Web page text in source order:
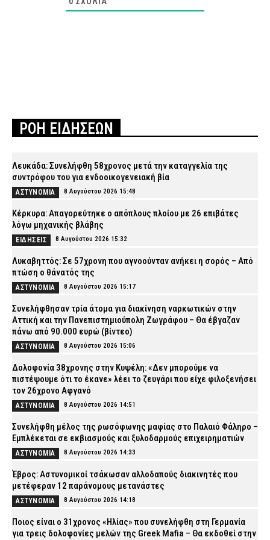
ΡΟΗ ΕΙΔΗΣΕΩΝ
Λευκάδα: Συνελήφθη 58χρονος μετά την καταγγελία της
συντρόφου του για ενδοοικογενειακή βία
ΑΣΤΥΝΟΜΙΑ 8 Αυγούστου 2026 15:48
Κέρκυρα: Απαγορεύτηκε ο απόπλους πλοίου με 26 επιβάτες
λόγω μηχανικής βλάβης
ΕΙΔΗΣΕΙΣ 8 Αυγούστου 2026 15:32
Λυκαβηττός: Σε 57χρονη που αγνοούνταν ανήκει η σορός – Από
πτώση ο θάνατός της
ΑΣΤΥΝΟΜΙΑ 8 Αυγούστου 2026 15:17
Συνελήφθησαν τρία άτομα για διακίνηση ναρκωτικών στην
Αττική και την Πανεπιστημιούπολη Ζωγράφου – Θα έβγαζαν
πάνω από 90.000 ευρώ (βίντεο)
ΑΣΤΥΝΟΜΙΑ 8 Αυγούστου 2026 15:06
Δολοφονία 38χρονης στην Κυψέλη: «Δεν μπορούμε να
πιστέψουμε ότι το έκανε» λέει το ζευγάρι που είχε φιλοξενήσει
τον 26χρονο Αφγανό
ΑΣΤΥΝΟΜΙΑ 8 Αυγούστου 2026 14:51
Συνελήφθη μέλος της ρωσόφωνης μαφίας στο Παλαιό Φάληρο –
Εμπλέκεται σε εκβιασμούς και ξυλοδαρμούς επιχειρηματιών
ΑΣΤΥΝΟΜΙΑ 8 Αυγούστου 2026 14:33
Έβρος: Αστυνομικοί τσάκωσαν αλλοδαπούς διακινητές που
μετέφεραν 12 παράνομους μετανάστες
ΑΣΤΥΝΟΜΙΑ 8 Αυγούστου 2026 14:18
Ποιος είναι ο 31χρονος «Ηλίας» που συνελήφθη στη Γερμανία
για τρεις δολοφονίες μελών της Greek Mafia – Θα εκδοθεί στην